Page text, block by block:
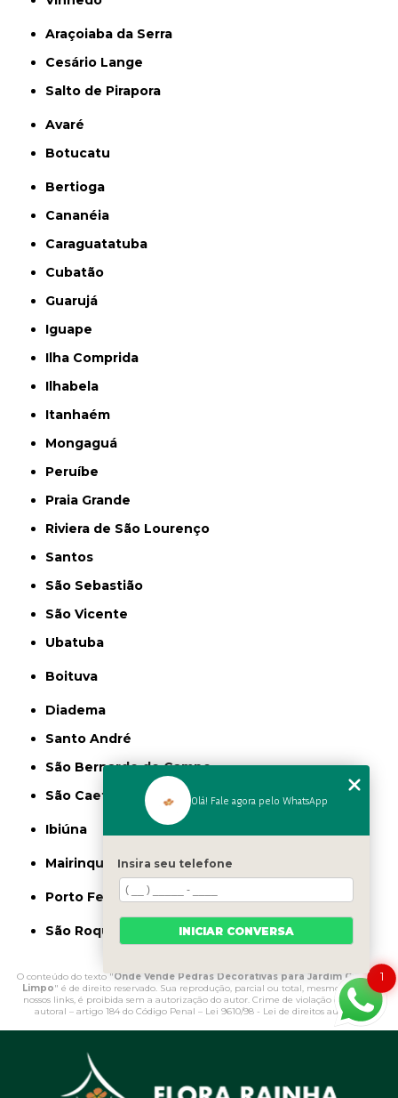
Araçoiaba da Serra
Cesário Lange
Salto de Pirapora
Avaré
Botucatu
Bertioga
Cananéia
Caraguatatuba
Cubatão
Guarujá
Iguape
Ilha Comprida
Ilhabela
Itanhaém
Mongaguá
Peruíbe
Praia Grande
Riviera de São Lourenço
Santos
São Sebastião
São Vicente
Ubatuba
Boituva
Diadema
Santo André
São Bernardo do Campo
São Caetano do Sul
Ibiúna
Mairinque
Porto Feliz
São Roque
O conteúdo do texto "Onde Vende Pedras Decorativas para Jardim Campo
Limpo" é de direito reservado. Sua reprodução, parcial ou total, mesmo citando
nossos links, é proibida sem a autorização do autor. Crime de violação de direito
autoral – artigo 184 do Código Penal – Lei 9610/98 - Lei de direitos autorais.
1
Olá! Fale agora pelo WhatsApp
Insira seu telefone
INICIAR CONVERSA